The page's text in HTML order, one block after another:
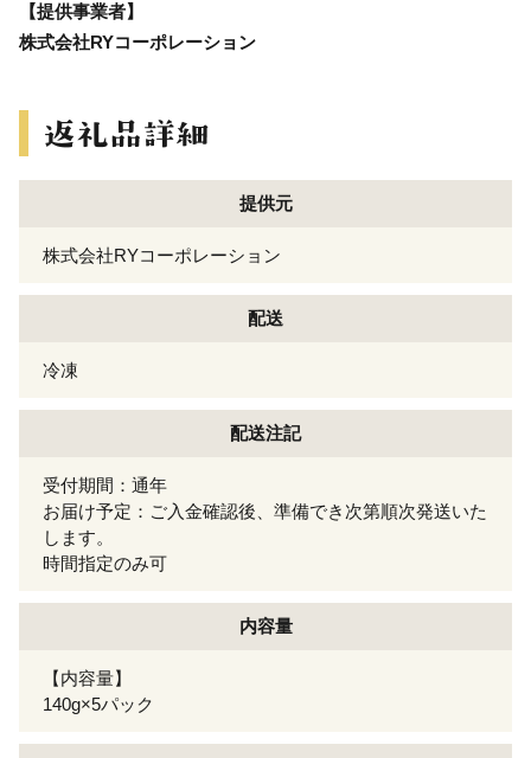
【提供事業者】
株式会社RYコーポレーション
提供元
株式会社RYコーポレーション
配送
冷凍
配送注記
受付期間：通年
お届け予定：ご入金確認後、準備でき次第順次発送いた
します。
時間指定のみ可
内容量
【内容量】
140g×5パック